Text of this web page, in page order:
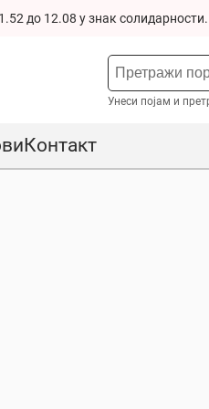
до 12.08 у знак солидарности.
Унеси појам и
Контакт